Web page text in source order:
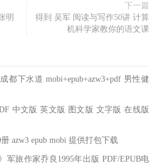
明
下一篇
得到 吴军 阅读与写作50讲 计算
机科学家教你的语文课
都下水道 mobi+epub+azw3+pdf 男性健
中文版 英文版 图文版 文字版 在线版
azw3 epub mobi 提供打包下载
军旅作家乔良1995年出版 PDF/EPUB电